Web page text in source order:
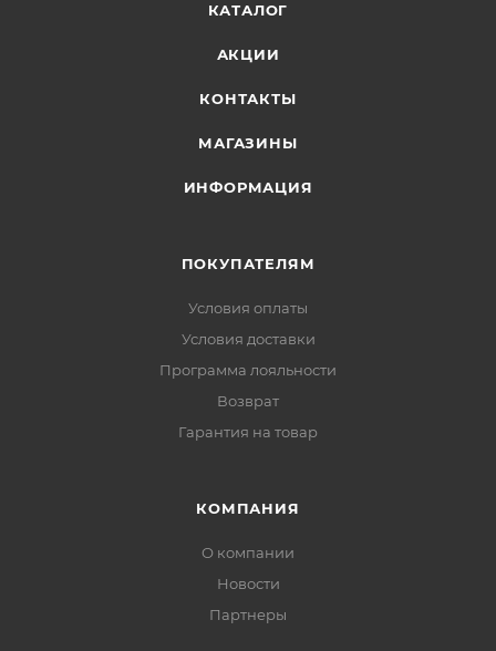
КАТАЛОГ
АКЦИИ
КОНТАКТЫ
МАГАЗИНЫ
ИНФОРМАЦИЯ
ПОКУПАТЕЛЯМ
Условия оплаты
Условия доставки
Программа лояльности
Возврат
Гарантия на товар
КОМПАНИЯ
О компании
Новости
Партнеры